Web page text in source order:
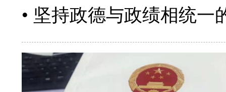
坚持政德与政绩相统一